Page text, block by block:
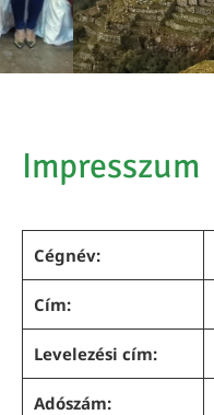
Impresszum
Cégnév:
Cím:
Levelezési cím:
Adószám: